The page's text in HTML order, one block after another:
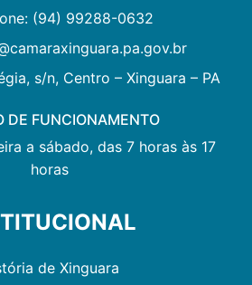
(94) 99288-0632
s/n, Centro – Xinguara – PA
DE FUNCIONAMENTO
a sábado, das 7 horas às 17
horas
de Xinguara